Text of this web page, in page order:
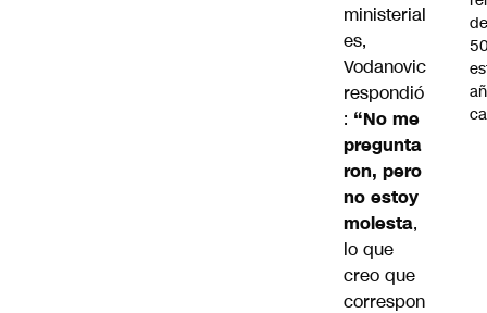
ministerial
es,
Vodanovic
respondió
: “No me
pregunta
ron, pero
no estoy
molesta,
lo que
creo que
correspon